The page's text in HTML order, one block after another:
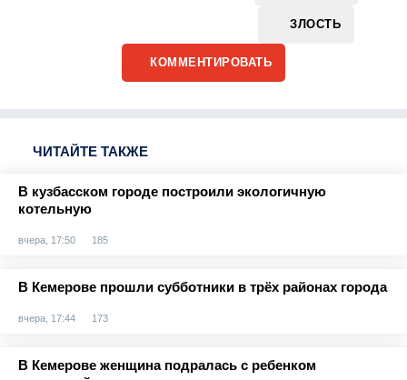
ЗЛОСТЬ
КОММЕНТИРОВАТЬ
ЧИТАЙТЕ ТАКЖЕ
В кузбасском городе построили экологичную
котельную
вчера, 17:50 185
В Кемерове прошли субботники в трёх районах города
вчера, 17:44 173
В Кемерове женщина подралась с ребенком